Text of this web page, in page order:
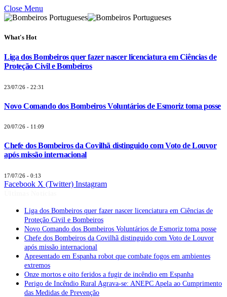
Close Menu
What's Hot
Liga dos Bombeiros quer fazer nascer licenciatura em Ciências de
Proteção Civil e Bombeiros
23/07/26 - 22:31
Novo Comando dos Bombeiros Voluntários de Esmoriz toma posse
20/07/26 - 11:09
Chefe dos Bombeiros da Covilhã distinguido com Voto de Louvor
após missão internacional
17/07/26 - 0:13
Facebook X (Twitter) Instagram
Liga dos Bombeiros quer fazer nascer licenciatura em Ciências de
Proteção Civil e Bombeiros
Novo Comando dos Bombeiros Voluntários de Esmoriz toma posse
Chefe dos Bombeiros da Covilhã distinguido com Voto de Louvor
após missão internacional
Apresentado em Espanha robot que combate fogos em ambientes
extremos
Onze mortos e oito feridos a fugir de incêndio em Espanha
Perigo de Incêndio Rural Agrava-se: ANEPC Apela ao Cumprimento
das Medidas de Prevenção